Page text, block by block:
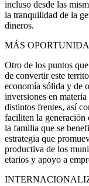
incluso desde las
la tranquilidad de la
dineros.
MÁS
Otro de los puntos
de convertir este
economía sólida y de
inversiones en
distintos frentes, así
faciliten la generación
la familia que se
estrategia que
productiva de los
etarios y apoyo a